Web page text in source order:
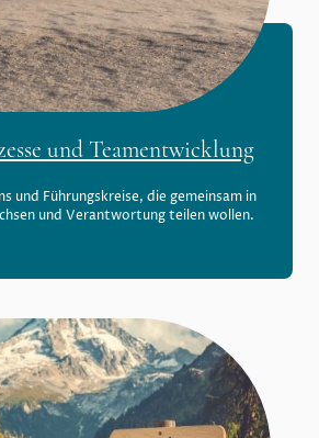
und Teamentwicklung
und Führungskreise, die gemeinsam in
und Verantwortung teilen wollen.